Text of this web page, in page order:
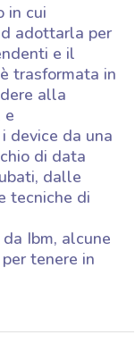
in cui
adottarla per
e il
trasformata in
alla
e
device da una
di data
dalle
tecniche di
Ibm, alcune
tenere in